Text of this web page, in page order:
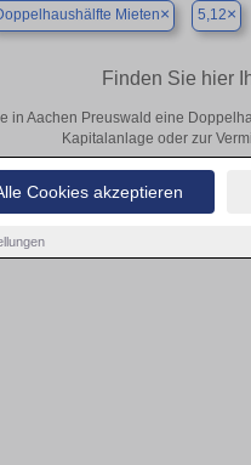
Cookies akzeptieren
Mieten× 5,12×
Finden Sie hier
in Aachen Preuswald eine
Kapitalanlage oder zur
derzeit keine passenden